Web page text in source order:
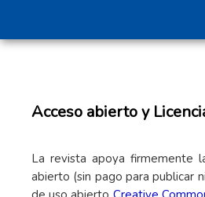
Acceso abierto y
La revista apoya firmemente
abierto (sin pago para publicar